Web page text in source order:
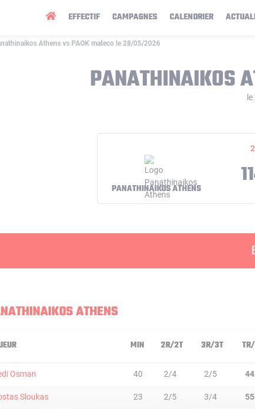
EFFECTIF CAMPAGNES CALENDRIER
Athens vs PAOK mateco le 28/05/2026
PANATHINAIKOS
PANATHINAIKOS ATHENS
ATHENS
MIN 2R/2T 3R/3T
Osman 40 2/4 2/5
Sloukas 23 2/5 3/4